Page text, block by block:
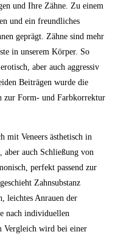
und Ihre Zähne. Zu einem
und ein freundliches
geprägt. Zähne sind mehr
in unserem Körper. So
aber auch aggressiv
Beiträgen wurde die
zur Form- und Farbkorrektur
mit Veneers ästhetisch in
auch Schließung von
perfekt passend zur
Zahnsubstanz
leichtes Anrauen der
nach individuellen
Vergleich wird bei einer